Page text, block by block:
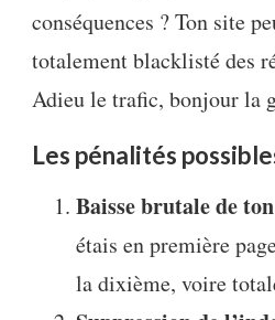
conséquences ? Ton site
totalement blacklisté des
Adieu le trafic, bonjour la
Les pénalités
Baisse brutale de
étais en première
la dixième, voire